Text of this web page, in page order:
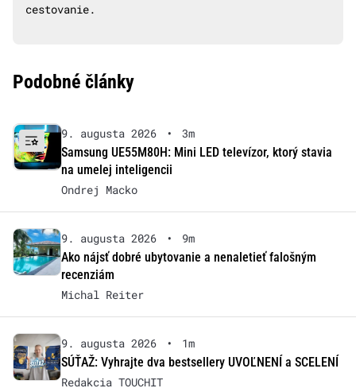
cestovanie.
Podobné články
9. augusta 2026 •
3m
Samsung UE55M80H: Mini LED televízor, ktorý stavia
na umelej inteligencii
Ondrej Macko
9. augusta 2026 •
9m
Ako nájsť dobré ubytovanie a nenaletieť falošným
recenziám
Michal Reiter
9. augusta 2026 •
1m
SÚŤAŽ: Vyhrajte dva bestsellery UVOĽNENÍ a SCELENÍ
Redakcia TOUCHIT